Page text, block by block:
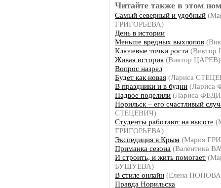
Читайте также в этом
Самый северный и удобный
ГРИГОРЬЕВА)
День в истории
Меньше вредных выхлопов
Ключевые точки роста (Виктор
Живая история (Виктор ЦАРЕВ)
Вопрос назрел
Будет как новая (Лариса
В праздники и в будни
Надвое поделили (Лариса
Норильск – его счастливый
СТЕЦЕВИЧ)
Студенты работают на высоте
ГРИГОРЬЕВА)
Экспедиция в Крым (Мария
Приманка сезона (Валентина
И строить, и жить помогает
БУШУЕВА)
В стиле онлайн (Елена
Правда Норильска